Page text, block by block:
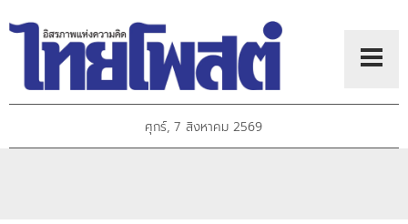
ศุกร์, 7 สิงหาคม 2569